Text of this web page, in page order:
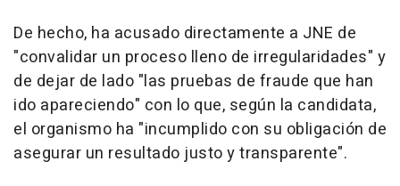
De hecho, ha acusado directamente a JNE de
"convalidar un proceso lleno de irregularidades" y
de dejar de lado "las pruebas de fraude que han
ido apareciendo" con lo que, según la candidata,
el organismo ha "incumplido con su obligación de
asegurar un resultado justo y transparente".